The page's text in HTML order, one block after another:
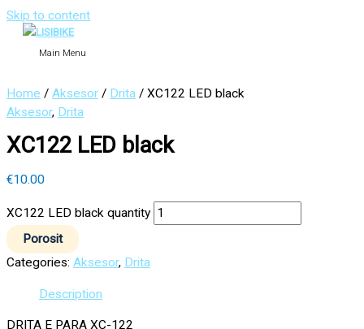
Skip to content
Main Menu
Home / Aksesor / Drita / XC122 LED black
Aksesor, Drita
XC122 LED black
€10.00
XC122 LED black quantity
Porosit
Categories: Aksesor, Drita
Description
DRITA E PARA XC-122